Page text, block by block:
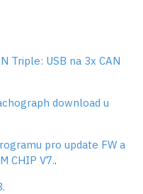
Triple: USB na 3x CAN
download u
pro update FW a
CHIP V7..